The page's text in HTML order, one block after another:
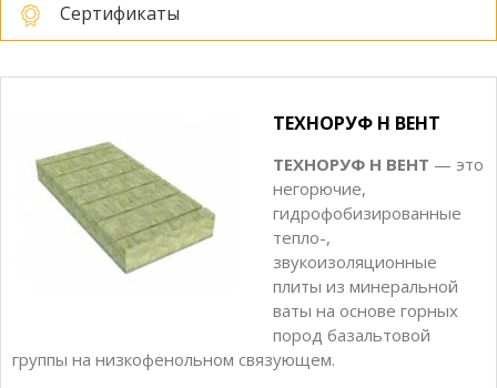
Сертификаты
ТЕХНОРУФ Н ВЕНТ
ТЕХНОРУФ Н ВЕНТ — это
негорючие,
гидрофобизированные
тепло-,
звукоизоляционные
плиты из минеральной
ваты на основе горных
пород базальтовой
группы на низкофенольном связующем.